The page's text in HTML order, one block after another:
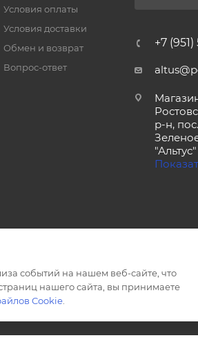
Условия оплаты
Условия доставки
Обмен и возврат
Вопрос-ответ
+7 (951)
р-н,
событий на нашем веб-сайте, что
нашего сайта, вы принимаете
Cookie